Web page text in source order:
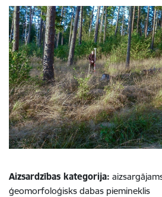
Aizsardzības kategorija:
ģeomorfoloģisks dabas piemineklis